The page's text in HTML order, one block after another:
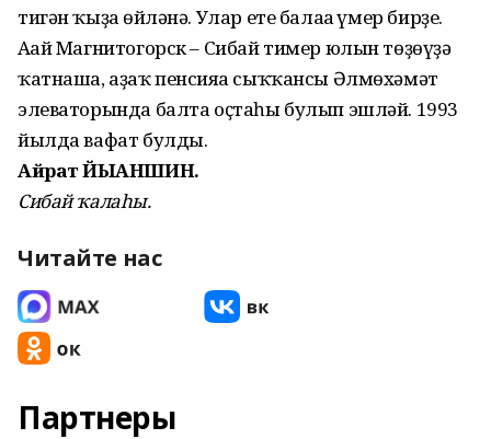
тигән ҡыҙға өйләнә. Улар ете балаға ғүмер бирҙе.
Ағай Магнитогорск – Сибай тимер юлын төҙөүҙә
ҡатнаша, аҙаҡ пенсияға сыҡҡансы Әлмөхәмәт
элеваторында балта оҫтаһы булып эшләй. 1993
йылда вафат булды.
Айрат ЙЫҺАНШИН.
Сибай ҡалаһы.
Читайте нас
Партнеры